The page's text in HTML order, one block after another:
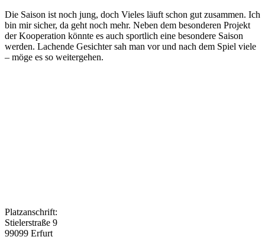
Die Saison ist noch jung, doch Vieles läuft schon gut zusammen. Ich
bin mir sicher, da geht noch mehr. Neben dem besonderen Projekt
der Kooperation könnte es auch sportlich eine besondere Saison
werden. Lachende Gesichter sah man vor und nach dem Spiel viele
– möge es so weitergehen.
Platzanschrift:
Stielerstraße 9
99099 Erfurt